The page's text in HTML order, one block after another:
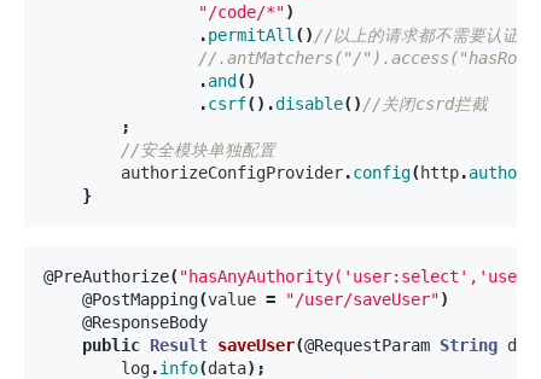
"/code/*")
.permitAll () //以上的请求都不需要认证
//.antMatchers("/
.and ()
.csrf().disable() //关闭csrd拦截
;
//安全模块单独配置
authorizeConfigProvider.config( http.
}
@PreAuthorize(
@PostMapping(value = "/user/saveUser")
@ResponseBody
public Result saveUser(@RequestParam String
log.info(data);